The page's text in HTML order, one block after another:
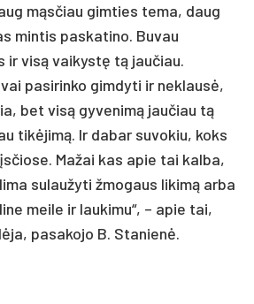
mąsčiau gimties tema, daug
mintis paskatino. Buvau
ir visą vaikystę tą jaučiau.
pasirinko gimdyti ir neklausė,
bet visą gyvenimą jaučiau tą
tikėjimą. Ir dabar suvokiu, koks
Mažai kas apie tai kalba,
sulaužyti žmogaus likimą arba
meile ir laukimu“, – apie tai,
pasakojo B. Stanienė.